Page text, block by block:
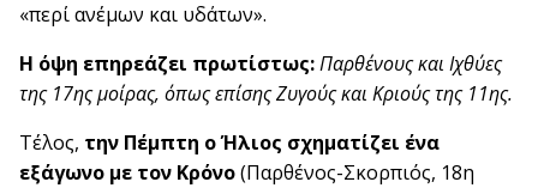
«περί ανέμων και υδάτων».
Η όψη επηρεάζει πρωτίστως:Παρθένους και Ιχθύες
της 17ης μοίρας, όπως επίσης Ζυγούς και Κριούς της 11ης.
Τέλος, την Πέμπτη ο Ήλιος σχηματίζει ένα
εξάγωνο με τον Κρόνο(Παρθένος-Σκορπιός, 18η